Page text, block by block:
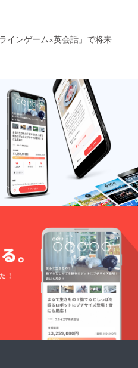
インゲーム×英会話」で将来